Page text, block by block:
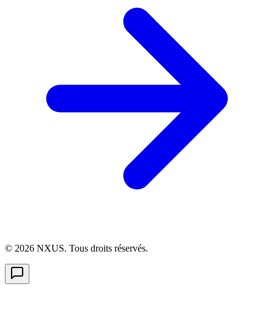
© 2026 NXUS. Tous droits réservés.